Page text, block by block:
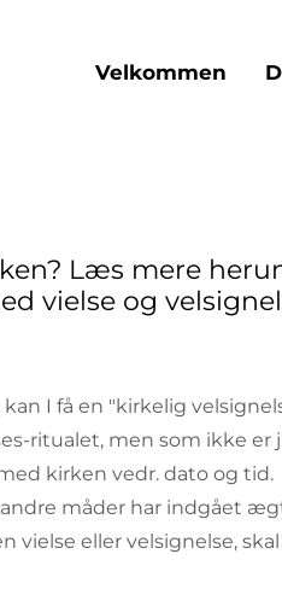
Velkommen
Læs mere
vielse og
I få en "kirkelig
ritualet, men som ikke er
med kirken vedr.
måder har indgået
vielse eller velsignelse,
af